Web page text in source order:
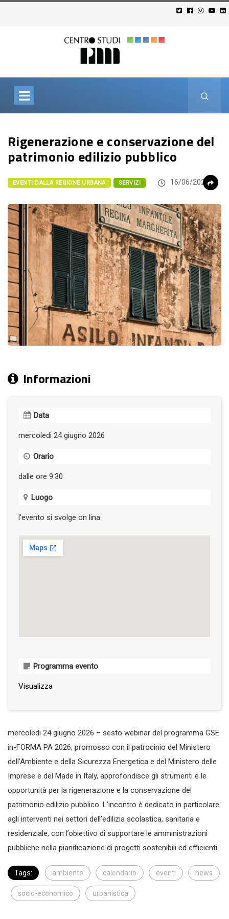
Rigenerazione e conservazione del
patrimonio edilizio pubblico
EVENTI DALLA REGIONE URBANA SERVIZI 16/06/2026
Informazioni
Data
mercoledi 24 giugno 2026
Orario
dalle ore 9.30
Luogo
l'evento si svolge on lina
Programma evento
Visualizza
mercoledi 24 giugno 2026 – sesto webinar del programma GSE
in-FORMA PA 2026, promosso con il patrocinio del Ministero
dell’Ambiente e della Sicurezza Energetica e del Ministero delle
Imprese e del Made in Italy, approfondisce gli strumenti e le
opportunità per la rigenerazione e la conservazione del
patrimonio edilizio pubblico. L’incontro è dedicato in particolare
agli interventi nei settori dell’edilizia scolastica, sanitaria e
residenziale, con l’obiettivo di supportare le amministrazioni
pubbliche nella pianificazione di progetti sostenibili ed efficienti
Tags: ambiente calendario eventi news
socio-economico urbanistica